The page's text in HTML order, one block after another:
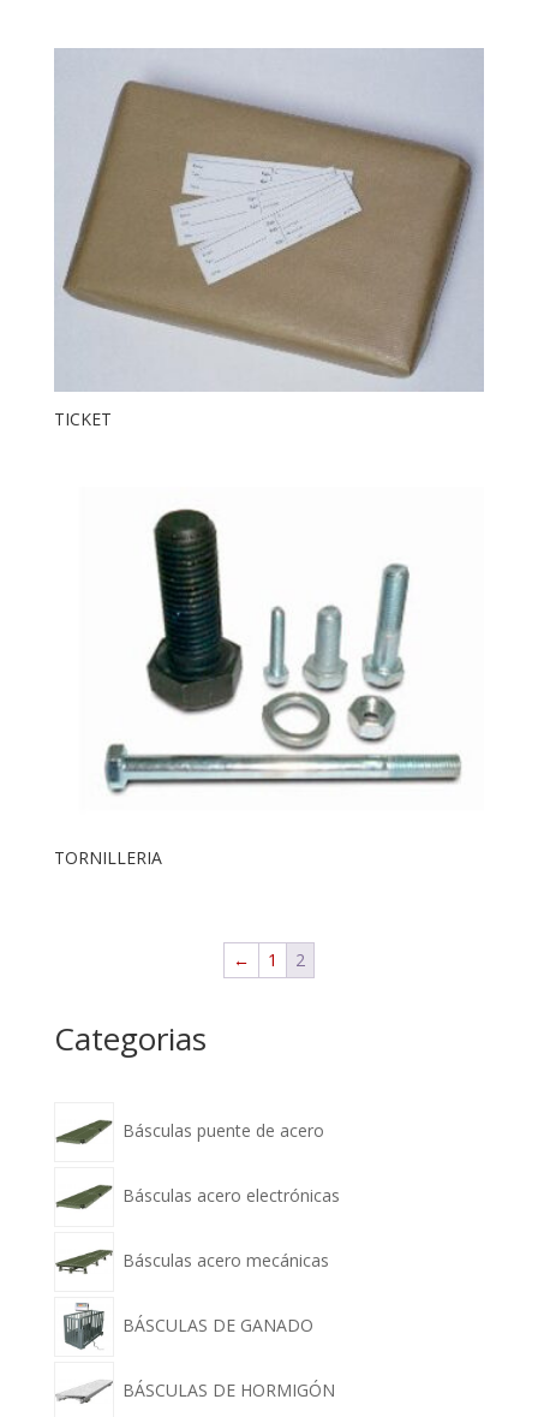
TICKET
TORNILLERIA
← 1 2
Categorias
Básculas puente de acero
Básculas acero electrónicas
Básculas acero mecánicas
BÁSCULAS DE GANADO
BÁSCULAS DE HORMIGÓN